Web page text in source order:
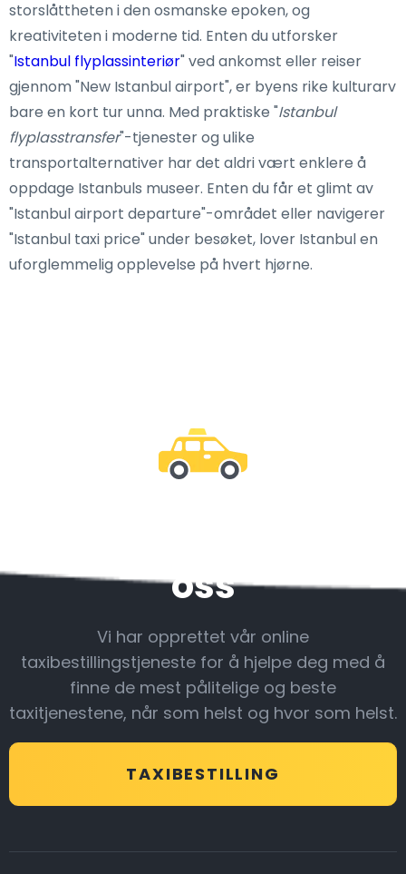
storslåttheten i den osmanske epoken, og
kreativiteten i moderne tid. Enten du utforsker
"Istanbul flyplassinteriør" ved ankomst eller reiser
gjennom "New Istanbul airport", er byens rike kulturarv
bare en kort tur unna. Med praktiske "Istanbul
flyplasstransfer"-tjenester og ulike
transportalternativer har det aldri vært enklere å
oppdage Istanbuls museer. Enten du får et glimt av
"Istanbul airport departure"-området eller navigerer
"Istanbul taxi price" under besøket, lover Istanbul en
uforglemmelig opplevelse på hvert hjørne.
oss
Vi har opprettet vår online
taxibestillingstjeneste for å hjelpe deg med å
finne de mest pålitelige og beste
taxitjenestene, når som helst og hvor som helst.
TAXIBESTILLING